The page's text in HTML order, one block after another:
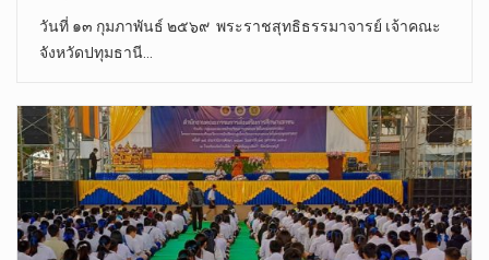
วันที่ ๑๓ กุมภาพันธ์ ๒๕๖๙ พระราชสุทธิธรรมาจารย์ เจ้าคณะ
จังหวัดปทุมธานี…